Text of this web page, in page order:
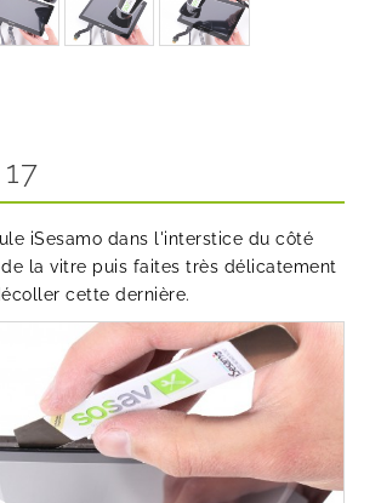
iSesamo dans l'interstice du côté
la vitre puis faites très délicatement
cette dernière.